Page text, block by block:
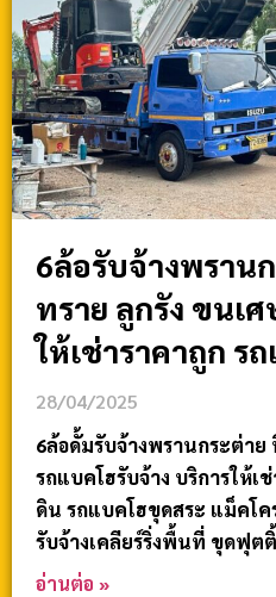
6ล้อรับจ้างพราน
ทราย ลูกรัง ขนเ
ให้เช่าราคาถูก ร
28/04/2025
6ล้อดั้มรับจ้างพรานกระต่าย
รถแบคโฮรับจ้าง บริการให้เ
ดิน รถแบคโฮขุดสระ แม็คโ
รับจ้างเคลียร์ริ่งพื้นที่ ขุดฟุต
อ่านต่อ »